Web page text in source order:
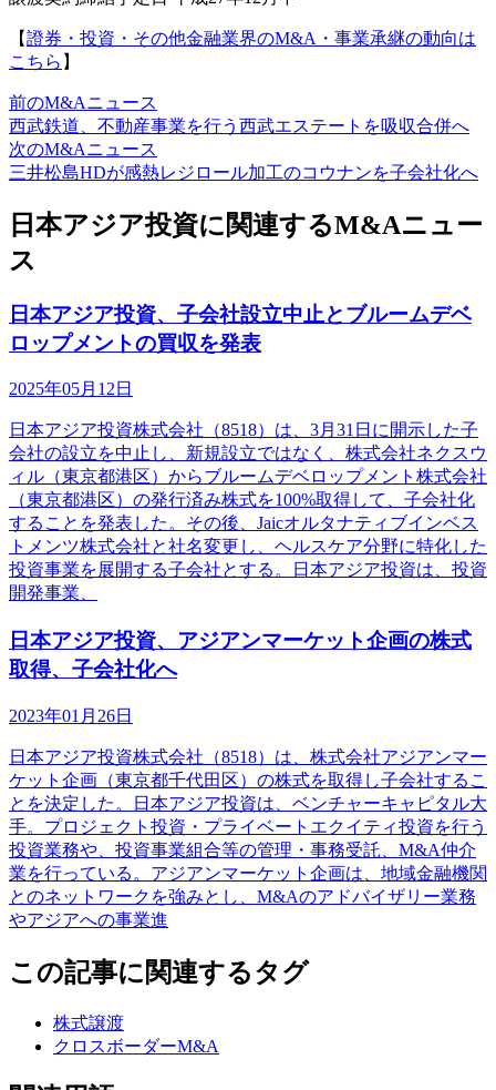
【證券・投資・その他金融業界のM&A・事業承継の動向は
こちら 】
前のM&Aニュース
西武鉄道、不動産事業を行う西武エステートを吸収合併へ
次のM&Aニュース
三井松島HDが感熱レジロール加工のコウナンを子会社化へ
日本アジア投資に関連するM&Aニュー
ス
日本アジア投資、子会社設立中止とブルームデベ
ロップメントの買収を発表
2025年05月12日
日本アジア投資株式会社（8518）は、3月31日に開示した子
会社の設立を中止し、新規設立ではなく、株式会社ネクスウ
ィル（東京都港区）からブルームデベロップメント株式会社
（東京都港区）の発行済み株式を100%取得して、子会社化
することを発表した。その後、Jaicオルタナティブインベス
トメンツ株式会社と社名変更し、ヘルスケア分野に特化した
投資事業を展開する子会社とする。日本アジア投資は、投資
開発事業、
日本アジア投資、アジアンマーケット企画の株式
取得、子会社化へ
2023年01月26日
日本アジア投資株式会社（8518）は、株式会社アジアンマー
ケット企画（東京都千代田区）の株式を取得し子会社するこ
とを決定した。日本アジア投資は、ベンチャーキャピタル大
手。プロジェクト投資・プライベートエクイティ投資を行う
投資業務や、投資事業組合等の管理・事務受託、M&A仲介
業を行っている。アジアンマーケット企画は、地域金融機関
とのネットワークを強みとし、M&Aのアドバイザリー業務
やアジアへの事業進
この記事に関連するタグ
株式譲渡
クロスボーダーM&A